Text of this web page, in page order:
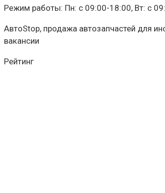
Режим работы: Пн: c 09:00-18:00, Вт: c
АвтоStop, продажа автозапчастей для
вакансии
Рейтинг